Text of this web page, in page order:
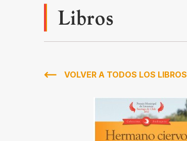
Libros
VOLVER A TODOS LOS LIBROS